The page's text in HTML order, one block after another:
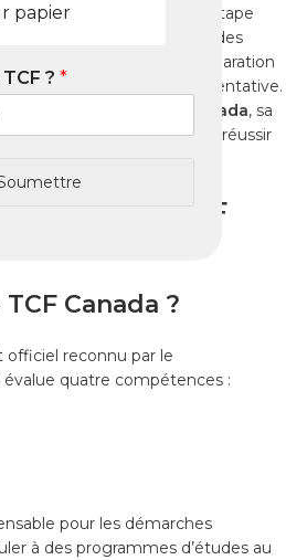
papier
? *
français et constitue une étape
ou pour l’admission dans des
Québec. Une bonne préparation
Canada
dès la première tentative.
tout sur le
test TCF Canada, sa
disponibles à Annaba pour réussir
le TCF
Canada ?
officiel reconnu par le
quatre compétences :
pour les démarches
à des programmes d’études au